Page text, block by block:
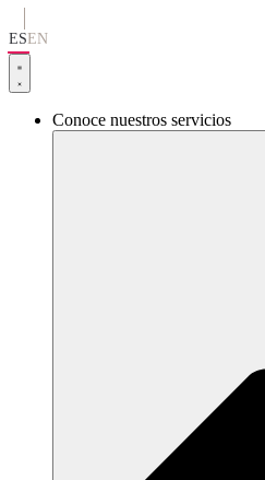
al
contenido
ESEN
Conoce nuestros servicios